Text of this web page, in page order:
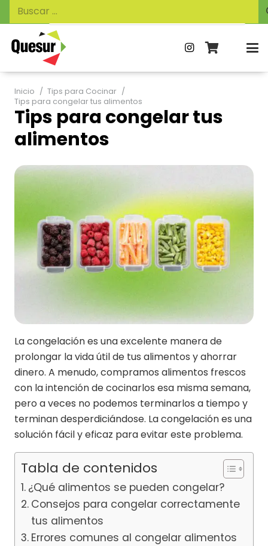
de
productos
Buscar:
Inicio / Tips para Cocinar /
Tips para congelar tus alimentos
Tips para congelar tus
alimentos
La congelación es una excelente manera de
prolongar la vida útil de tus alimentos y ahorrar
dinero. A menudo, compramos alimentos frescos
con la intención de cocinarlos esa misma semana,
pero a veces no podemos terminarlos a tiempo y
terminan desperdiciándose. La congelación es una
solución fácil y eficaz para evitar este problema.
Tabla de contenidos
¿Qué alimentos se pueden congelar?
Consejos para congelar correctamente
tus alimentos
Errores comunes al congelar alimentos